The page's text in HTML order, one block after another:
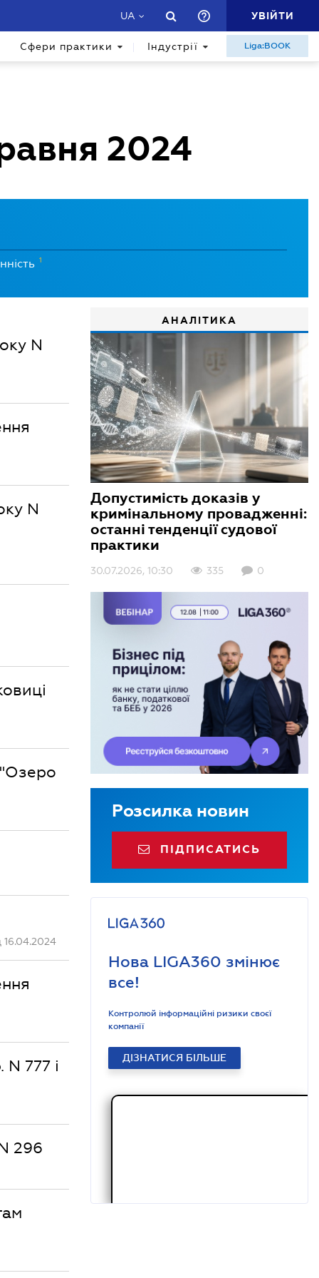
UA УВІЙТИ
Сфери практики Індустрії Liga:BOOK
2024
1
N
N
16.04.2024
777 і
296
АНАЛІТИКА
Допустимість доказів у
кримінальному провадженні:
останні тенденції судової
практики
30.07.2026, 10:30 335 0
Розсилка новин
ПІДПИСАТИСЬ
Нова LIGA360 змінює
все!
Контролюй інформаційні ризики своєї
компанії
ДІЗНАТИСЯ БІЛЬШЕ